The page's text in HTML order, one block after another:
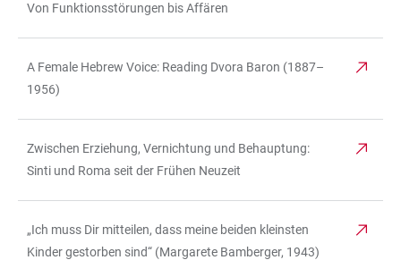
Von Funktionsstörungen bis Affären
A Female Hebrew Voice: Reading Dvora Baron (1887–
1956)
Zwischen Erziehung, Vernichtung und Behauptung:
Sinti und Roma seit der Frühen Neuzeit
„Ich muss Dir mitteilen, dass meine beiden kleinsten
Kinder gestorben sind“ (Margarete Bamberger, 1943)